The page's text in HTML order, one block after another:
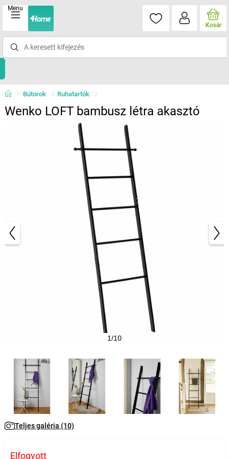
Menu
Kosár
Bútorok Ruhatartók
Wenko LOFT bambusz létra akasztó
1/10
Teljes galéria (10)
Elfogyott